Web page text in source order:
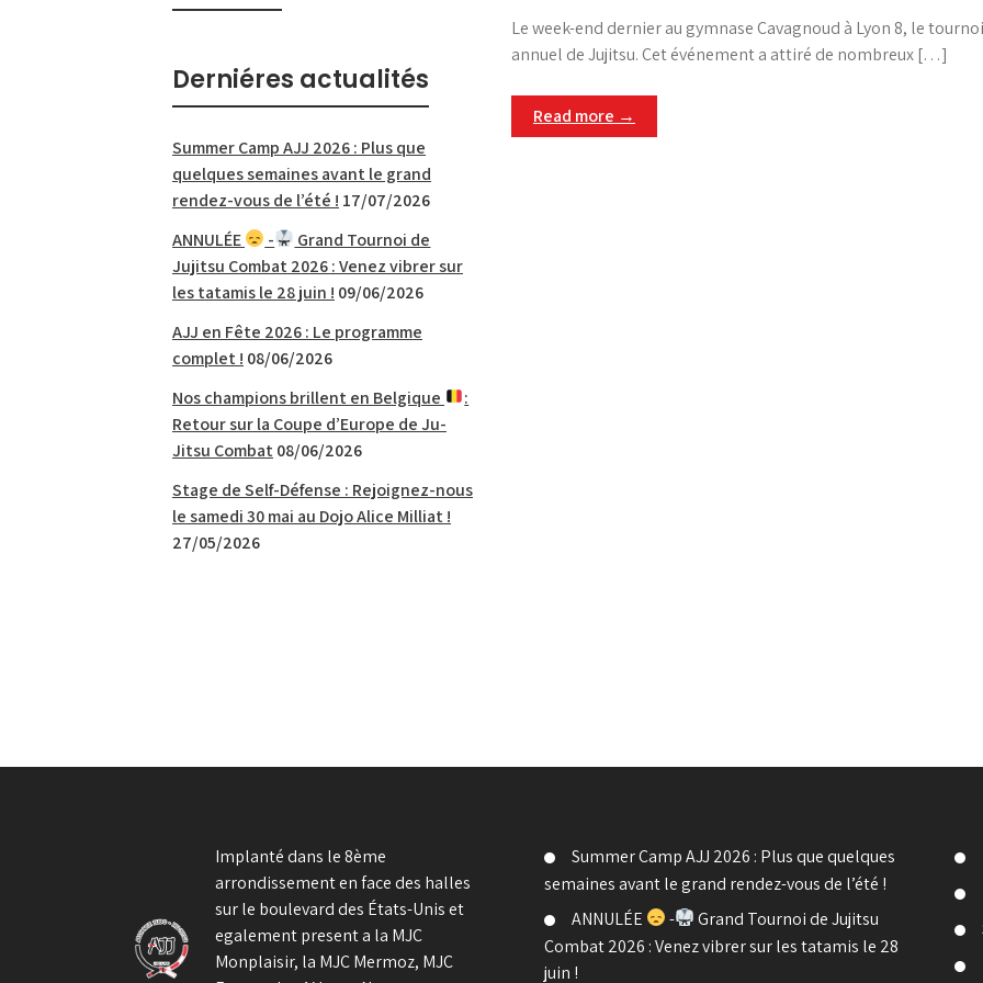
Le week-end dernier au gymnase Cavagnoud à Lyon 8, le tournoi
annuel de Jujitsu. Cet événement a attiré de nombreux […]
Read more →
Derniéres actualités
Summer Camp AJJ 2026 : Plus que
quelques semaines avant le grand
rendez-vous de l’été ! 17/07/2026
ANNULÉE
-
Grand Tournoi de
Jujitsu Combat 2026 : Venez vibrer sur
les tatamis le 28 juin ! 09/06/2026
AJJ en Fête 2026 : Le programme
complet ! 08/06/2026
Nos champions brillent en Belgique
:
Retour sur la Coupe d’Europe de Ju-
Jitsu Combat 08/06/2026
Stage de Self-Défense : Rejoignez-nous
le samedi 30 mai au Dojo Alice Milliat !
27/05/2026
Implanté dans le 8ème
arrondissement en face des halles
sur le boulevard des États-Unis et
egalement present a la MJC
Monplaisir, la MJC Mermoz, MJC
Summer Camp AJJ 2026 : Plus que quelques
semaines avant le grand rendez-vous de l’été !
ANNULÉE
-
Grand Tournoi de Jujitsu
Combat 2026 : Venez vibrer sur les tatamis le 28
juin !